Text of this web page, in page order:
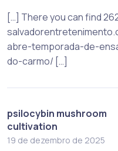
[…] There you can find
abre-temporada-de-
do-carmo/ […]
psilocybin mushroom
cultivation
19 de dezembro de 2025